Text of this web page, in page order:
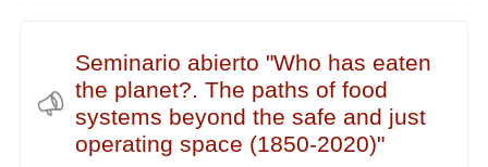
Seminario abierto "Who has eaten
the planet?. The paths of food
systems beyond the safe and just
operating space (1850-2020)"